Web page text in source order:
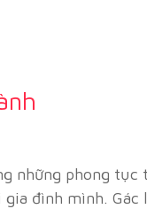
những phong tục
đình mình. Gác